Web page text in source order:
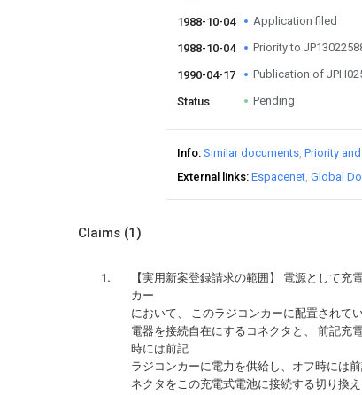
1988-10-04 Application filed
1988-10-04 Priority to
1990-04-17 Publication of
Status Pending
Info Similar documents Priority
External links Espacenet Global
Claims (1)
【実用新案登録請求の範囲】 電源として充
カー
において、 このラジコンカーに配置されて
電器を接続自在にするコネクタと、 前記充
時には前記
ラジコンカーに電力を供給し、オフ時には前
ネクタをこの充電式電池に接続する切り換え